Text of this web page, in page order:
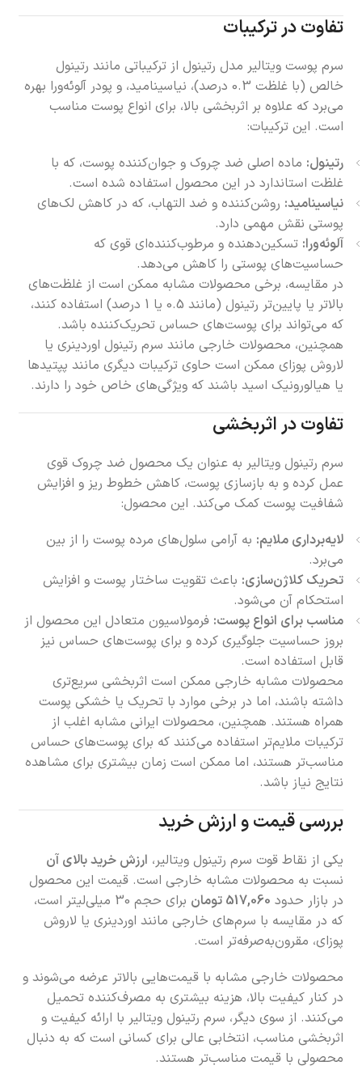
تفاوت در ترکیبات
سرم پوست ویتالیر مدل رتینول از ترکیباتی مانند رتینول
خالص (با غلظت 0.3 درصد)، نیاسینامید، و پودر آلوئه‌ورا بهره
می‌برد که علاوه بر اثربخشی بالا، برای انواع پوست مناسب
است. این ترکیبات:
رتینول: ماده اصلی ضد چروک و جوان‌کننده پوست، که با
غلظت استاندارد در این محصول استفاده شده است.
نیاسینامید: روشن‌کننده و ضد التهاب، که در کاهش لک‌های
پوستی نقش مهمی دارد.
آلوئه‌ورا: تسکین‌دهنده و مرطوب‌کننده‌ای قوی که
حساسیت‌های پوستی را کاهش می‌دهد.
در مقایسه، برخی محصولات مشابه ممکن است از غلظت‌های
بالاتر یا پایین‌تر رتینول (مانند 0.5 یا 1 درصد) استفاده کنند،
که می‌تواند برای پوست‌های حساس تحریک‌کننده باشد.
همچنین، محصولات خارجی مانند سرم رتینول اوردینری یا
لاروش پوزای ممکن است حاوی ترکیبات دیگری مانند پپتیدها
یا هیالورونیک اسید باشند که ویژگی‌های خاص خود را دارند.
تفاوت در اثربخشی
سرم رتینول ویتالیر به عنوان یک محصول ضد چروک قوی
عمل کرده و به بازسازی پوست، کاهش خطوط ریز و افزایش
شفافیت پوست کمک می‌کند. این محصول:
لایه‌برداری ملایم: به آرامی سلول‌های مرده پوست را از بین
می‌برد.
تحریک کلاژن‌سازی: باعث تقویت ساختار پوست و افزایش
استحکام آن می‌شود.
مناسب برای انواع پوست: فرمولاسیون متعادل این محصول از
بروز حساسیت جلوگیری کرده و برای پوست‌های حساس نیز
قابل استفاده است.
محصولات مشابه خارجی ممکن است اثربخشی سریع‌تری
داشته باشند، اما در برخی موارد با تحریک یا خشکی پوست
همراه هستند. همچنین، محصولات ایرانی مشابه اغلب از
ترکیبات ملایم‌تر استفاده می‌کنند که برای پوست‌های حساس
مناسب‌تر هستند، اما ممکن است زمان بیشتری برای مشاهده
نتایج نیاز باشد.
بررسی قیمت و ارزش خرید
یکی از نقاط قوت سرم رتینول ویتالیر، ارزش خرید بالای آن
نسبت به محصولات مشابه خارجی است. قیمت این محصول
در بازار حدود 517,060 تومان
برای حجم 30 میلی‌لیتر است،
که در مقایسه با سرم‌های خارجی مانند اوردینری یا لاروش
پوزای، مقرون‌به‌صرفه‌تر است.
محصولات خارجی مشابه با قیمت‌هایی بالاتر عرضه می‌شوند و
در کنار کیفیت بالا، هزینه بیشتری به مصرف‌کننده تحمیل
می‌کنند. از سوی دیگر، سرم رتینول ویتالیر با ارائه کیفیت و
اثربخشی مناسب، انتخابی عالی برای کسانی است که به دنبال
محصولی با قیمت مناسب‌تر هستند.